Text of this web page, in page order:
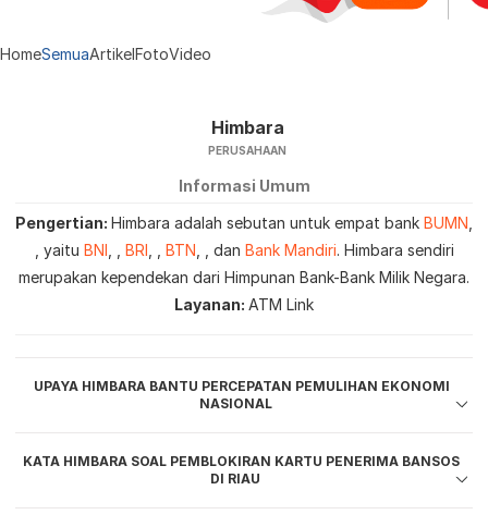
HomeSemuaArtikelFotoVideo
Himbara
PERUSAHAAN
Informasi Umum
Pengertian Himbara adalah sebutan untuk empat bank BUMN
, yaitu BNI BRI BTN , dan Bank Mandiri. Himbara sendiri
merupakan kependekan dari Himpunan Bank-Bank Milik Negara.
Layanan ATM Link
UPAYA HIMBARA BANTU PERCEPATAN PEMULIHAN EKONOMI
NASIONAL
KATA HIMBARA SOAL PEMBLOKIRAN KARTU PENERIMA BANSOS
DI RIAU